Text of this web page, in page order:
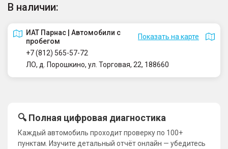
В наличии:
ИАТ Парнас | Автомобили с
пробегом
Показать на карте
+7 (812) 565-57-72
ЛО, д. Порошкино, ул. Торговая, 22, 188660
🔍 Полная цифровая диагностика
Каждый автомобиль проходит проверку по 100+
пунктам. Изучите детальный отчёт онлайн — убедитесь